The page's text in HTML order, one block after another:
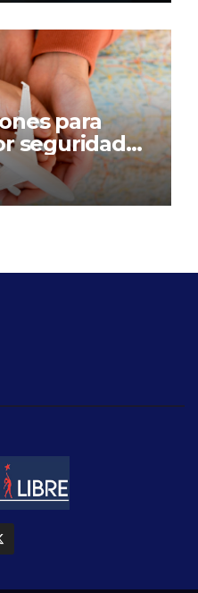
para
seguridad
Ecuador